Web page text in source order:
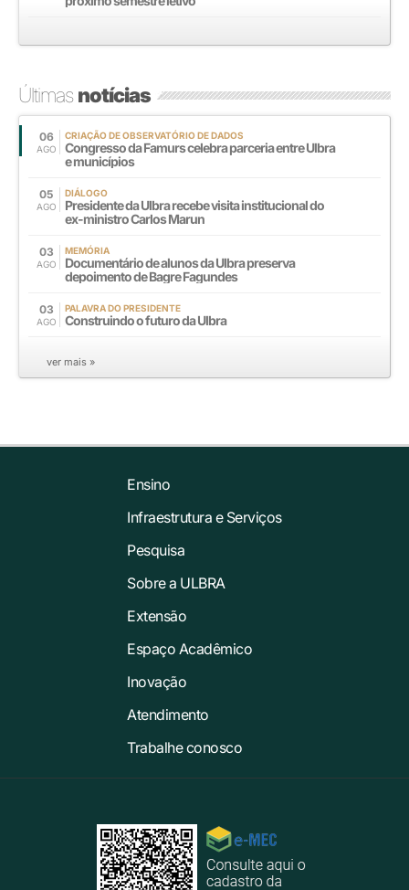
Últimasnotícias
06
AGO
CRIAÇÃO DE OBSERVATÓRIO DE DADOS
Congresso da Famurs celebra parceria entre Ulbra
e municípios
05
AGO
DIÁLOGO
Presidente da Ulbra recebe visita institucional do
ex-ministro Carlos Marun
03
AGO
MEMÓRIA
Documentário de alunos da Ulbra preserva
depoimento de Bagre Fagundes
03
AGO
PALAVRA DO PRESIDENTE
Construindo o futuro da Ulbra
ver mais »
Ensino
Infraestrutura e Serviços
Pesquisa
Sobre a ULBRA
Extensão
Espaço Acadêmico
Inovação
Atendimento
Trabalhe conosco